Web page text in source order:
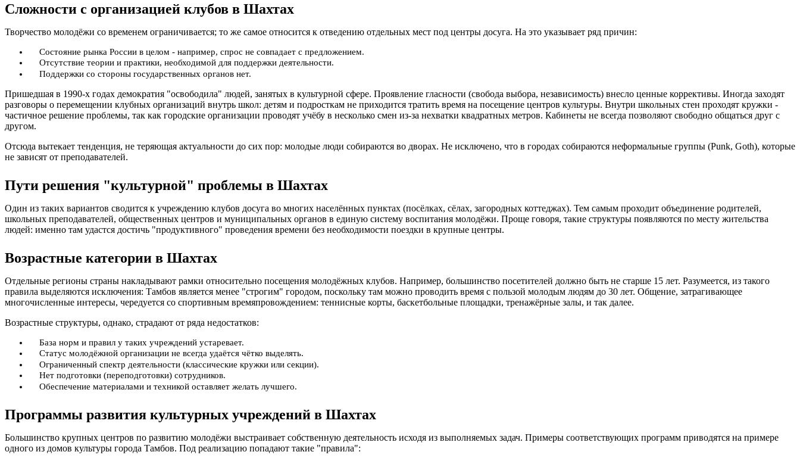
Сложности с организацией клубов в Шахтах
Творчество молодёжи со временем ограничивается; то же самое относится к отведению отдельных мест под центры досуга. На это указывает ряд причин:
Состояние рынка России в целом - например, спрос не совпадает с предложением.
Отсутствие теории и практики, необходимой для поддержки деятельности.
Поддержки со стороны государственных органов нет.
Пришедшая в 1990-х годах демократия "освободила" людей, занятых в культурной сфере. Проявление гласности (свобода выбора, независимость) внесло ценные коррективы. Иногда заходят
разговоры о перемещении клубных организаций внутрь школ: детям и подросткам не приходится тратить время на посещение центров культуры. Внутри школьных стен проходят кружки -
частичное решение проблемы, так как городские организации проводят учёбу в несколько смен из-за нехватки квадратных метров. Кабинеты не всегда позволяют свободно общаться друг с
другом.
Отсюда вытекает тенденция, не теряющая актуальности до сих пор: молодые люди собираются во дворах. Не исключено, что в городах собираются неформальные группы (Punk, Goth), которые
не зависят от преподавателей.
Пути решения "культурной" проблемы в Шахтах
Один из таких вариантов сводится к учреждению клубов досуга во многих населённых пунктах (посёлках, сёлах, загородных коттеджах). Тем самым проходит объединение родителей,
школьных преподавателей, общественных центров и муниципальных органов в единую систему воспитания молодёжи. Проще говоря, такие структуры появляются по месту жительства
людей: именно там удастся достичь "продуктивного" проведения времени без необходимости поездки в крупные центры.
Возрастные категории в Шахтах
Отдельные регионы страны накладывают рамки относительно посещения молодёжных клубов. Например, большинство посетителей должно быть не старше 15 лет. Разумеется, из такого
правила выделяются исключения: Тамбов является менее "строгим" городом, поскольку там можно проводить время с пользой молодым людям до 30 лет. Общение, затрагивающее
многочисленные интересы, чередуется со спортивным времяпровождением: теннисные корты, баскетбольные площадки, тренажёрные залы, и так далее.
Возрастные структуры, однако, страдают от ряда недостатков:
База норм и правил у таких учреждений устаревает.
Статус молодёжной организации не всегда удаётся чётко выделять.
Ограниченный спектр деятельности (классические кружки или секции).
Нет подготовки (переподготовки) сотрудников.
Обеспечение материалами и техникой оставляет желать лучшего.
Программы развития культурных учреждений в Шахтах
Большинство крупных центров по развитию молодёжи выстраивает собственную деятельность исходя из выполняемых задач. Примеры соответствующих программ приводятся на примере
одного из домов культуры города Тамбов. Под реализацию попадают такие "правила":